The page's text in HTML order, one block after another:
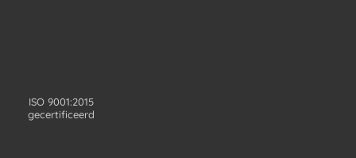
ISO 9001:2015
gecertificeerd